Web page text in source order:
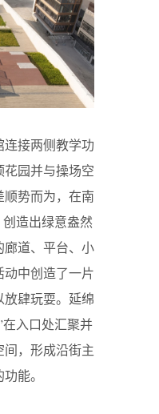
接两侧教学功
园并与操场空
势而为，在南
造出绿意盎然
廊道、平台、小
中创造了一片
肆玩耍。延绵
入口处汇聚并
，形成沿街主
能。